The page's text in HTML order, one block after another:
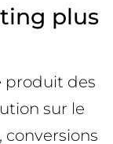
plus
produit des
sur le